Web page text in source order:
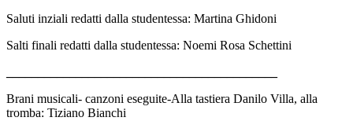
Saluti inziali redatti dalla studentessa: Martina Ghidoni
Salti finali redatti dalla studentessa: Noemi Rosa Schettini
Brani musicali- canzoni eseguite-Alla tastiera Danilo Villa, alla
tromba: Tiziano Bianchi